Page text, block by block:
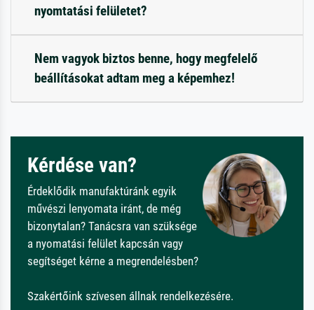
nyomtatási felületet?
Nem vagyok biztos benne, hogy megfelelő
beállításokat adtam meg a képemhez!
Kérdése van?
Érdeklődik manufaktúránk egyik
művészi lenyomata iránt, de még
bizonytalan? Tanácsra van szüksége
a nyomatási felület kapcsán vagy
segítséget kérne a megrendelésben?
Szakértőink szívesen állnak rendelkezésére.